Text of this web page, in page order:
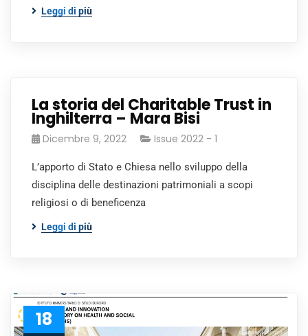
Leggi di più
La storia del Charitable Trust in
Inghilterra – Mara Bisi
Dicembre 9, 2022 Issue 2022 - 1
L’apporto di Stato e Chiesa nello sviluppo della
disciplina delle destinazioni patrimoniali a scopi
religiosi o di beneficenza
Leggi di più
18